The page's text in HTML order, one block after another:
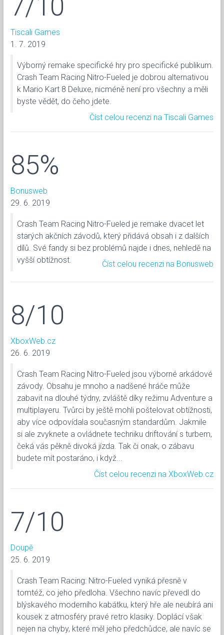
7/10
Tiscali Games
1. 7. 2019
Výborný remake specifické hry pro specifické publikum.
Crash Team Racing Nitro-Fueled je dobrou alternativou
k Mario Kart 8 Deluxe, nicméně není pro všechny a měli
byste vědět, do čeho jdete.
Číst celou recenzi na Tiscali Games
85%
Bonusweb
29. 6. 2019
Crash Team Racing Nitro-Fueled je remake dvacet let
starých akčních závodů, který přidává obsah i z dalších
dílů. Své fandy si bez problémů najde i dnes, nehledě na
vyšší obtížnost.
Číst celou recenzi na Bonusweb
8/10
XboxWeb.cz
26. 6. 2019
Crash Team Racing Nitro-Fueled jsou výborné arkádové
závody. Obsahu je mnoho a nadšené hráče může
zabavit na dlouhé týdny, zvláště díky režimu Adventure a
multiplayeru. Tvůrci by ještě mohli poštelovat obtížnosti,
aby více odpovídala současným standardům. Jakmile
si ale zvyknete a ovládnete techniku driftování s turbem,
čeká vás pěkně divoká jízda. Tak či onak, o zábavu
budete mít postaráno, i když...
Číst celou recenzi na XboxWeb.cz
7/10
Doupě
25. 6. 2019
Crash Team Racing: Nitro-Fueled vyniká přesně v
tomtéž, co jeho předloha. Všechno navíc převedl do
blýskavého moderního kabátku, který hře ale neubírá ani
kousek z atmosféry pravé retro klasiky. Doplácí však
nejen na chyby, které měl jeho předchůdce, ale navíc se